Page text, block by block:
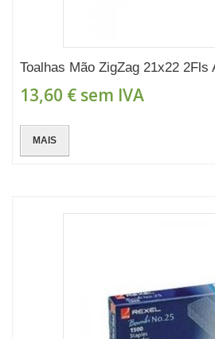
Toalhas Mão ZigZag 21x22 2Fls
13,60 € sem IVA
MAIS